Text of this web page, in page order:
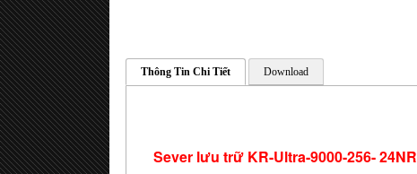
Thông Tin Chi Tiết Download
Sever lưu trữ KR-Ultra-9000-256- 24NR